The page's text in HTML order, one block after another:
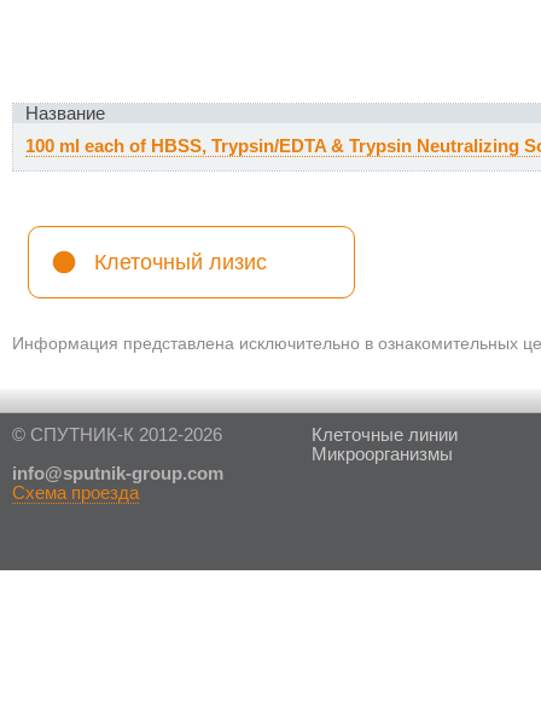
Название
100 ml each of HBSS, Trypsin/EDTA & Trypsin Neutralizing
Клеточный лизис
Информация представлена исключительно в ознакомительных
© СПУТНИК-К 2012-2026
info@sputnik-group.com
Схема проезда
Клеточные линии
Микроорганизмы